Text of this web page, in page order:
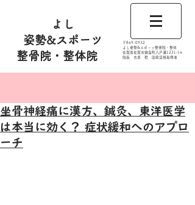
よし
姿勢&スポーツ
整骨院・整体院
​〒849-0932
よし姿勢&スポーツ整骨院・整体
佐賀県佐賀市鍋島町八戸溝1231‐14
​​院長 吉原 稔​ 国家資格取得者
坐骨神経痛に漢方、鍼灸、東洋医学
は本当に効く？ 症状緩和へのアプロ
ーチ